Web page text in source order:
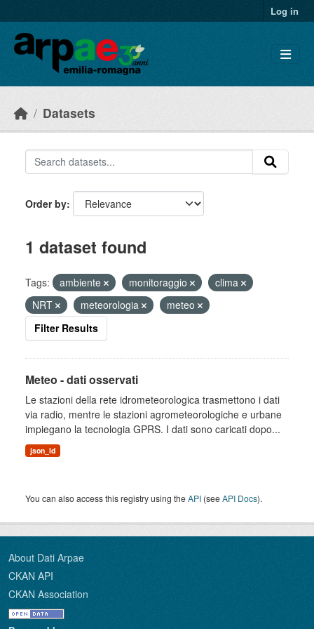
Log in
Datasets
Order by
1 dataset found
Tags: ambiente monitoraggio
clima
NRT
meteorologia
meteo
Filter Results
Meteo - dati osservati
Le stazioni della rete idrometeorologica trasmettono i dati
via radio, mentre le stazioni agrometeorologiche e urbane
impiegano la tecnologia GPRS. I dati sono caricati dopo...
json_ld
You can also access this registry using theAPI (seeAPI Docs).
About Dati Arpae
CKAN API
CKAN Association